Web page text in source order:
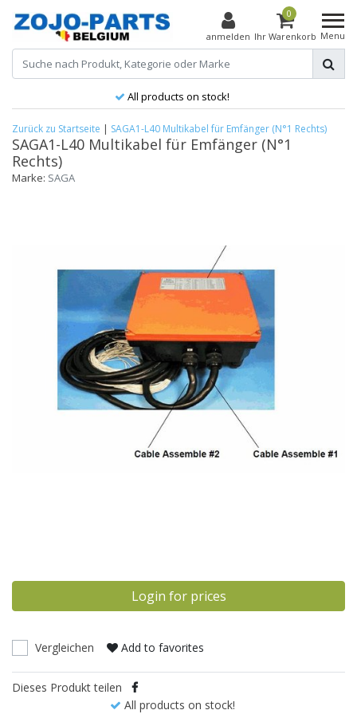
anmelden
0
Ihr Warenkorb Menu
All products on stock!
Zurück zu Startseite | SAGA1-L40 Multikabel für Emfänger (N°1 Rechts)
SAGA1-L40 Multikabel für Emfänger (N°1
Rechts)
Marke: SAGA
Login for prices
Vergleichen Add to favorites
Dieses Produkt teilen
All products on stock!